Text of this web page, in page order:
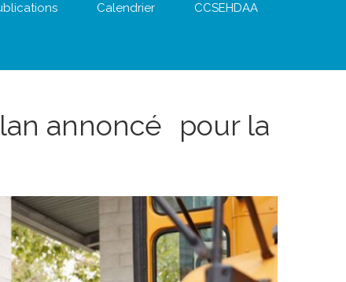
Calendrier CCSEHDAA
annoncé pour la